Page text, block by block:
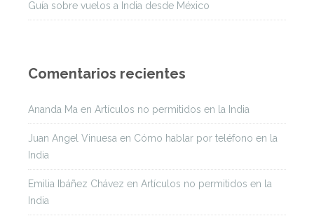
Guía sobre vuelos a India desde México
Comentarios recientes
Ananda Ma en Artículos no permitidos en la India
Juan Angel Vinuesa en Cómo hablar por teléfono en la
India
Emilia Ibáñez Chávez en Artículos no permitidos en la
India